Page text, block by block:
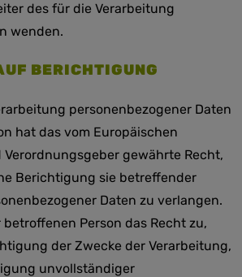
des für die Verarbeitung
wenden.
BERICHTIGUNG
personenbezogener Daten
hat das vom Europäischen
gewährte Recht,
Berichtigung sie betreffender
Daten zu verlangen.
Person das Recht zu,
der Zwecke der Verarbeitung,
unvollständiger